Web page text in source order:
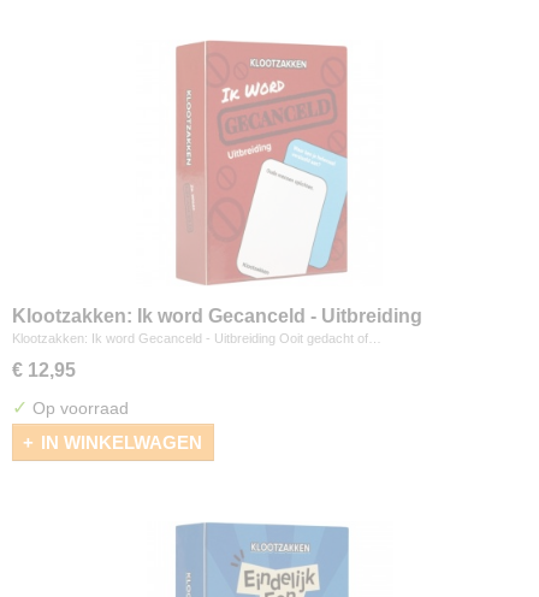
Klootzakken: Ik word Gecanceld - Uitbreiding
Klootzakken: Ik word Gecanceld - Uitbreiding Ooit gedacht of…
€ 12,95
✓ Op voorraad
IN WINKELWAGEN